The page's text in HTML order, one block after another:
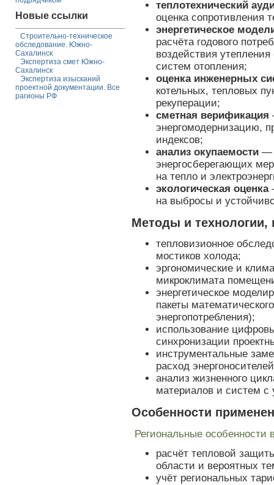
Новые ссылки
Строительно-техническое
обследование. Южно-
Сахалинск
Экспертиза смет Южно-
Сахалинск
Экспертиза изысканий
проектной документации. Все
рагионы РФ
теплотехнический
оценка сопротивления
энергетическое
расчёта годового
воздействия
систем отопления;
оценка инженерных
котельных, тепловых
рекуперации;
сметная верификация
энергомодернизацию,
индексов;
анализ окупаемости —
энергосберегающих
на тепло и
экологическая оценка
на выбросы и
Методы и технологии,
тепловизионное
мостиков холода;
эргономические и
микроклимата
энергетическое
пакеты
энергопотребления);
использование
синхронизации
инструментальные
расход
анализ жизненного
материалов и систем с
Особенности
Региональные
расчёт тепловой
области и вероятных
учёт региональных